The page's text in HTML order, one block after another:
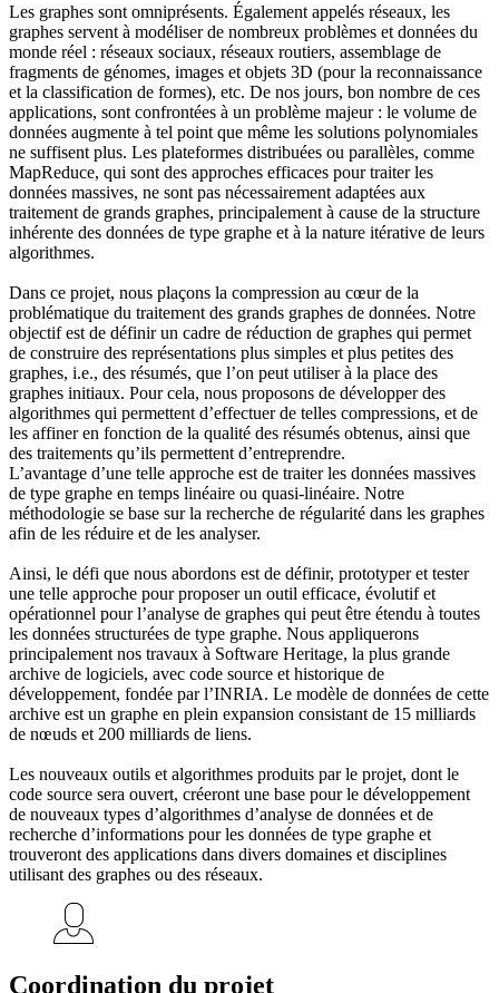
Les graphes sont omniprésents. Également appelés réseaux, les
graphes servent à modéliser de nombreux problèmes et données du
monde réel : réseaux sociaux, réseaux routiers, assemblage de
fragments de génomes, images et objets 3D (pour la reconnaissance
et la classification de formes), etc. De nos jours, bon nombre de ces
applications, sont confrontées à un problème majeur : le volume de
données augmente à tel point que même les solutions polynomiales
ne suffisent plus. Les plateformes distribuées ou parallèles, comme
MapReduce, qui sont des approches efficaces pour traiter les
données massives, ne sont pas nécessairement adaptées aux
traitement de grands graphes, principalement à cause de la structure
inhérente des données de type graphe et à la nature itérative de leurs
algorithmes.
Dans ce projet, nous plaçons la compression au cœur de la
problématique du traitement des grands graphes de données. Notre
objectif est de définir un cadre de réduction de graphes qui permet
de construire des représentations plus simples et plus petites des
graphes, i.e., des résumés, que l’on peut utiliser à la place des
graphes initiaux. Pour cela, nous proposons de développer des
algorithmes qui permettent d’effectuer de telles compressions, et de
les affiner en fonction de la qualité des résumés obtenus, ainsi que
des traitements qu’ils permettent d’entreprendre.
L’avantage d’une telle approche est de traiter les données massives
de type graphe en temps linéaire ou quasi-linéaire. Notre
méthodologie se base sur la recherche de régularité dans les graphes
afin de les réduire et de les analyser.
Ainsi, le défi que nous abordons est de définir, prototyper et tester
une telle approche pour proposer un outil efficace, évolutif et
opérationnel pour l’analyse de graphes qui peut être étendu à toutes
les données structurées de type graphe. Nous appliquerons
principalement nos travaux à Software Heritage, la plus grande
archive de logiciels, avec code source et historique de
développement, fondée par l’INRIA. Le modèle de données de cette
archive est un graphe en plein expansion consistant de 15 milliards
de nœuds et 200 milliards de liens.
Les nouveaux outils et algorithmes produits par le projet, dont le
code source sera ouvert, créeront une base pour le développement
de nouveaux types d’algorithmes d’analyse de données et de
recherche d’informations pour les données de type graphe et
trouveront des applications dans divers domaines et disciplines
utilisant des graphes ou des réseaux.
Coordination du projet